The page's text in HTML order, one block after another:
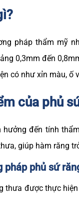
pháp thẩm mỹ
0,3mm đến
có như xỉn màu, ố
của phủ
hưởng đến tính
giúp hàm răng
pháp phủ sứ
thưa được thực